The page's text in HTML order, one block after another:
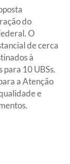
do
O
de cerca
à
10 UBSs.
a Atenção
e